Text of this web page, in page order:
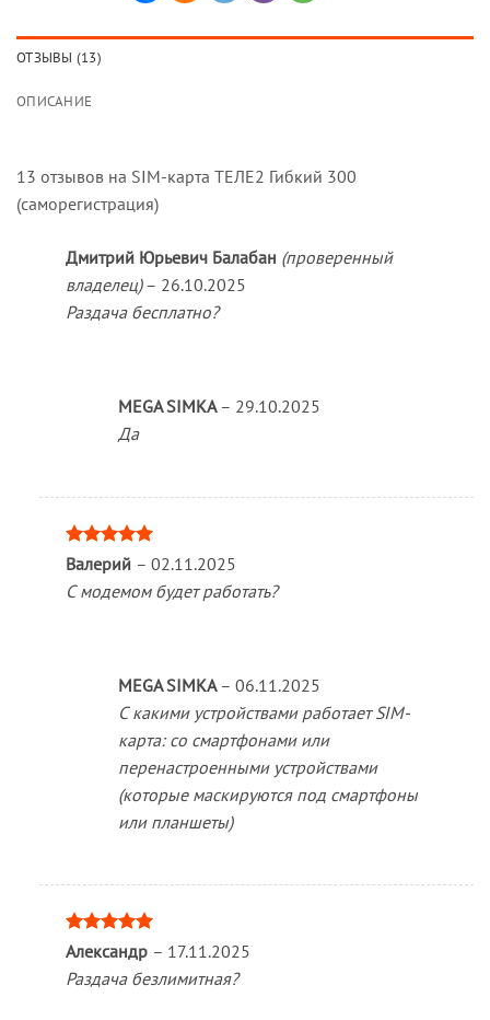
ОТЗЫВЫ (13)
ОПИСАНИЕ
13 отзывов на SIM-карта ТЕЛЕ2 Гибкий 300
(саморегистрация)
Дмитрий Юрьевич Балабан (проверенный
владелец) – 26.10.2025
Раздача бесплатно?
MEGA SIMKA – 29.10.2025
Да
Оценка5
Валерий – 02.11.2025
С модемом будет работать?
MEGA SIMKA – 06.11.2025
С какими устройствами работает SIM-
карта: со смартфонами или
перенастроенными устройствами
(которые маскируются под смартфоны
или планшеты)
Оценка5
Александр – 17.11.2025
Раздача безлимитная?